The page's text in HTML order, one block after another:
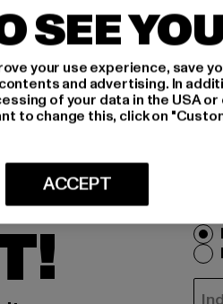
SEE
your use experience, save
and advertising. In
of your data in the USA
to change this, click on
ACCEPT